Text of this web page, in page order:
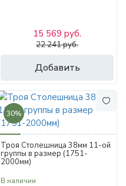
Добавить
15 569 руб.
22 241 руб.
30%
Троя Столешница 38мм 11-ой
группы в размер (1751-
2000мм)
В наличии